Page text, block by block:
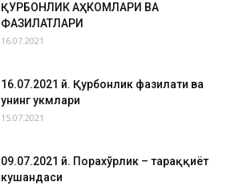
ҚУРБОНЛИК АҲКОМЛАРИ ВА
ФАЗИЛАТЛАРИ
16.07.2021
16.07.2021 й. Қурбонлик фазилати ва
унинг ҳукмлари
15.07.2021
09.07.2021 й. Порахўрлик – тараққиёт
кушандаси